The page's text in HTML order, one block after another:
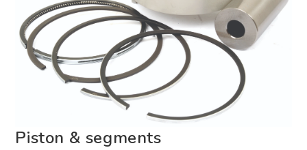
Piston & segments